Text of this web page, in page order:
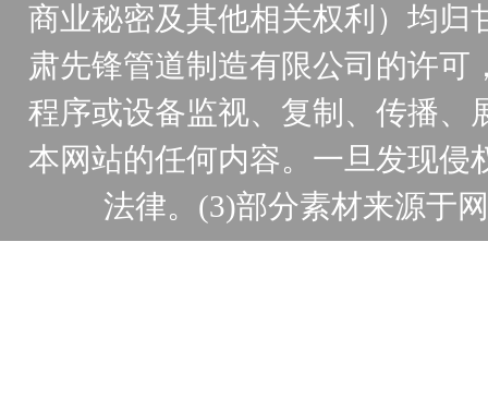
商业秘密及其他相关权利）均归
肃先锋管道制造有限公司的许
程序或设备监视、复制、传播、
本网站的任何内容。一旦发现侵
法律。(3)部分素材来源于